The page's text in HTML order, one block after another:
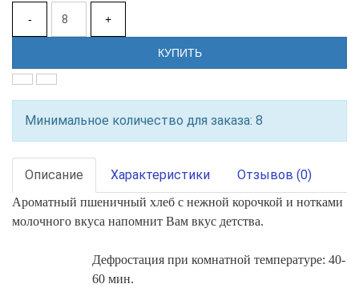
- +
КУПИТЬ
Минимальное количество для заказа: 8
Описание Характеристики Отзывов (0)
Ароматный пшеничный хлеб с нежной корочкой и нотками
молочного вкуса напомнит Вам вкус детства.
Дефростация при комнатной температуре: 40-
60 мин.